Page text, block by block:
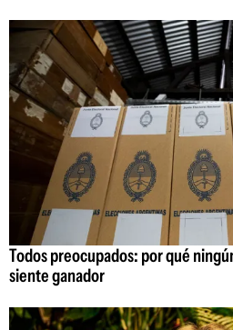
Todos preocupados: por qué
siente ganador